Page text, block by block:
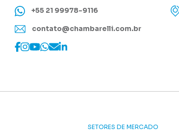
+55 21 99978-9116
contato@chambarelli.com.br
SETORES DE MERCADO